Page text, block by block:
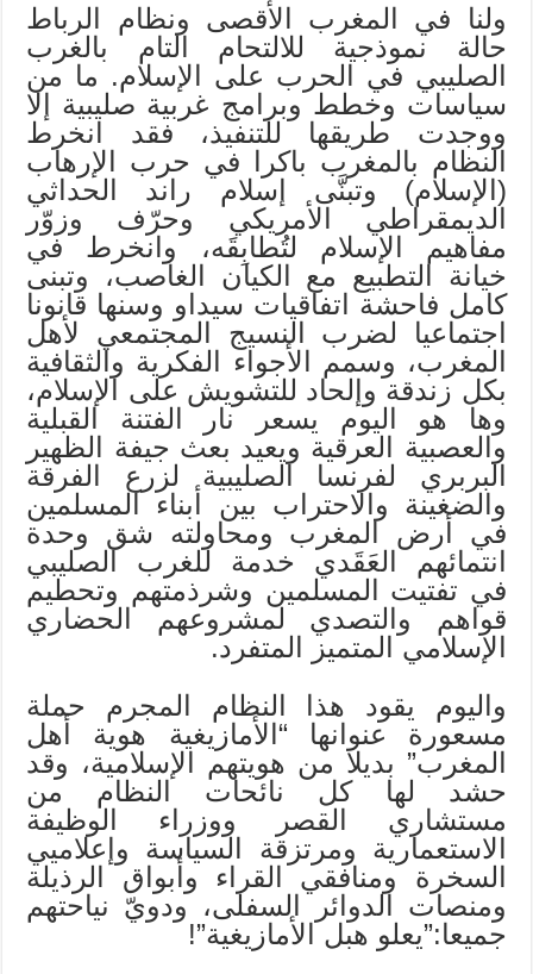
ولنا في المغرب الأقصى ونظام الرباط
حالة نموذجية للالتحام التام بالغرب
الصليبي في الحرب على الإسلام. ما من
سياسات وخطط وبرامج غربية صليبية إلا
ووجدت طريقها للتنفيذ، فقد انخرط
النظام بالمغرب باكرا في حرب الإرهاب
(الإسلام) وتبنَّى إسلام راند الحداثي
الديمقراطي الأمريكي وحرّف وزوّر
مفاهيم الإسلام لتُطابِقَه، وانخرط في
خيانة التطبيع مع الكيان الغاصب، وتبنى
كامل فاحشة اتفاقيات سيداو وسنها قانونا
اجتماعيا لضرب النسيج المجتمعي لأهل
المغرب، وسمم الأجواء الفكرية والثقافية
بكل زندقة وإلحاد للتشويش على الإسلام،
وها هو اليوم يسعر نار الفتنة القبلية
والعصبية العرقية ويعيد بعث جيفة الظهير
البربري لفرنسا الصليبية لزرع الفرقة
والضغينة والاحتراب بين أبناء المسلمين
في أرض المغرب ومحاولته شق وحدة
انتمائهم العَقَدي خدمة للغرب الصليبي
في تفتيت المسلمين وشرذمتهم وتحطيم
قواهم والتصدي لمشروعهم الحضاري
الإسلامي المتميز المتفرد.
واليوم يقود هذا النظام المجرم حملة
مسعورة عنوانها “الأمازيغية هوية أهل
المغرب” بديلا من هويتهم الإسلامية، وقد
حشد لها كل نائحات النظام من
مستشاري القصر ووزراء الوظيفة
الاستعمارية ومرتزقة السياسة وإعلاميي
السخرة ومنافقي القراء وأبواق الرذيلة
ومنصات الدوائر السفلى، ودويّ نياحتهم
جميعا:”يعلو هبل الأمازيغية”!